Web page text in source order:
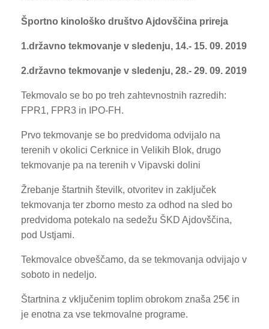
Športno kinološko društvo Ajdovščina prireja
1.državno tekmovanje v sledenju, 14.- 15. 09. 2019
2.državno tekmovanje v sledenju, 28.- 29. 09. 2019
Tekmovalo se bo po treh zahtevnostnih razredih:
FPR1, FPR3 in IPO-FH.
Prvo tekmovanje se bo predvidoma odvijalo na
terenih v okolici Cerknice in Velikih Blok, drugo
tekmovanje pa na terenih v Vipavski dolini
Žrebanje štartnih številk, otvoritev in zaključek
tekmovanja ter zborno mesto za odhod na sled bo
predvidoma potekalo na sedežu ŠKD Ajdovščina,
pod Ustjami.
Tekmovalce obveščamo, da se tekmovanja odvijajo v
soboto in nedeljo.
Štartnina z vključenim toplim obrokom znaša 25€ in
je enotna za vse tekmovalne programe.